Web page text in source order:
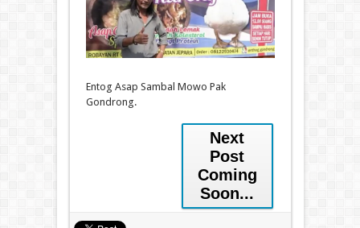
Entog Asap Sambal Mowo Pak
Gondrong.
Next
Post
Coming
Soon...